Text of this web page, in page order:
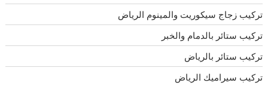
تركيب زجاج سيكوريت والمينوم الرياض
تركيب ستائر بالدمام والخبر
تركيب ستائر بالرياض
تركيب سيراميك الرياض